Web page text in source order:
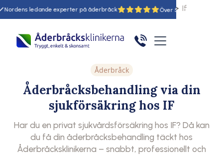
ledande experter på åderbråck 55
Åderbråck
Åderbråcksbehandling via din
sjukförsäkring hos IF
Har du en privat sjukvårdsförsäkring hos IF? Då kan
du få din åderbråcksbehandling täckt hos
Åderbråcksklinikerna – snabbt, professionellt och
Hem Åderbråck: Sjukvårdsförsäkring If